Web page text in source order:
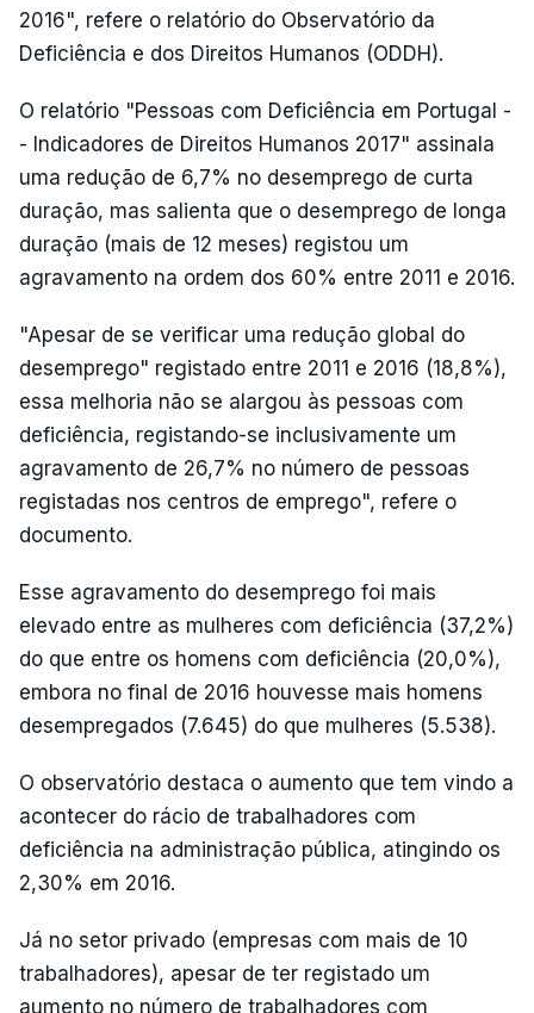
2016", refere o relatório do Observatório da
Deficiência e dos Direitos Humanos (ODDH).
O relatório "Pessoas com Deficiência em Portugal -
- Indicadores de Direitos Humanos 2017" assinala
uma redução de 6,7% no desemprego de curta
duração, mas salienta que o desemprego de longa
duração (mais de 12 meses) registou um
agravamento na ordem dos 60% entre 2011 e 2016.
"Apesar de se verificar uma redução global do
desemprego" registado entre 2011 e 2016 (18,8%),
essa melhoria não se alargou às pessoas com
deficiência, registando-se inclusivamente um
agravamento de 26,7% no número de pessoas
registadas nos centros de emprego", refere o
documento.
Esse agravamento do desemprego foi mais
elevado entre as mulheres com deficiência (37,2%)
do que entre os homens com deficiência (20,0%),
embora no final de 2016 houvesse mais homens
desempregados (7.645) do que mulheres (5.538).
O observatório destaca o aumento que tem vindo a
acontecer do rácio de trabalhadores com
deficiência na administração pública, atingindo os
2,30% em 2016.
Já no setor privado (empresas com mais de 10
trabalhadores), apesar de ter registado um
aumento no número de trabalhadores com